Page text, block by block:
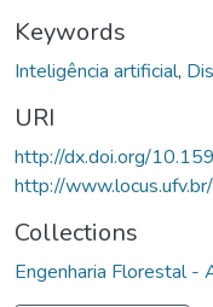
Keywords
Inteligência artificial,
URI
http://dx.doi.org/
http://
Collections
Engenharia Florestal -